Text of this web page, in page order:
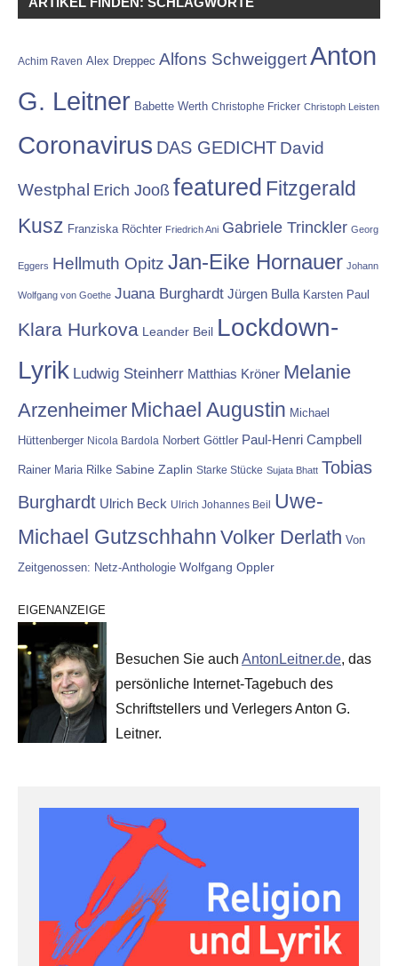
Achim Raven Alex Dreppec Alfons SchweiggertAnton
G. Leitner Babette Werth Christophe Fricker Christoph Leisten
Coronavirus DAS GEDICHT David
Westphal Erich Jooß featured Fitzgerald
Kusz Franziska Röchter Friedrich Ani Gabriele Trinckler Georg
Eggers Hellmuth Opitz Jan-Eike Hornauer Johann
Wolfgang von Goethe Juana Burghardt Jürgen Bulla Karsten Paul
Klara Hurkova Leander Beil Lockdown-
Lyrik Ludwig Steinherr Matthias Kröner Melanie
Arzenheimer Michael Augustin Michael
Hüttenberger Nicola Bardola Norbert Göttler Paul-Henri Campbell
Rainer Maria Rilke Sabine Zaplin Starke Stücke Sujata Bhatt Tobias
Burghardt Ulrich Beck Ulrich Johannes Beil Uwe-
Michael Gutzschhahn Volker Derlath Von
Zeitgenossen: Netz-Anthologie Wolfgang Oppler
EIGENANZEIGE
Besuchen Sie auch AntonLeitner.de, das
persönliche Internet-Tagebuch des
Schriftstellers und Verlegers Anton G.
Leitner.